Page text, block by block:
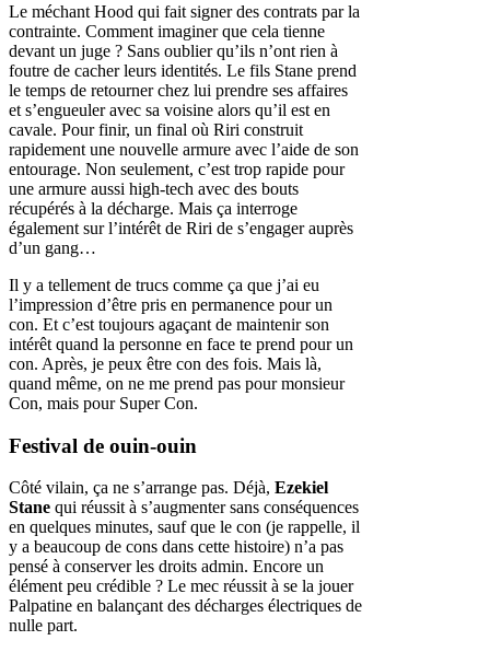
Le méchant Hood qui fait signer des contrats par la
contrainte. Comment imaginer que cela tienne
devant un juge ? Sans oublier qu’ils n’ont rien à
foutre de cacher leurs identités. Le fils Stane prend
le temps de retourner chez lui prendre ses affaires
et s’engueuler avec sa voisine alors qu’il est en
cavale. Pour finir, un final où Riri construit
rapidement une nouvelle armure avec l’aide de son
entourage. Non seulement, c’est trop rapide pour
une armure aussi high-tech avec des bouts
récupérés à la décharge. Mais ça interroge
également sur l’intérêt de Riri de s’engager auprès
d’un gang…
Il y a tellement de trucs comme ça que j’ai eu
l’impression d’être pris en permanence pour un
con. Et c’est toujours agaçant de maintenir son
intérêt quand la personne en face te prend pour un
con. Après, je peux être con des fois. Mais là,
quand même, on ne me prend pas pour monsieur
Con, mais pour Super Con.
Festival de ouin-ouin
Côté vilain, ça ne s’arrange pas. Déjà, Ezekiel
Stane qui réussit à s’augmenter sans conséquences
en quelques minutes, sauf que le con (je rappelle, il
y a beaucoup de cons dans cette histoire) n’a pas
pensé à conserver les droits admin. Encore un
élément peu crédible ? Le mec réussit à se la jouer
Palpatine en balançant des décharges électriques de
nulle part.